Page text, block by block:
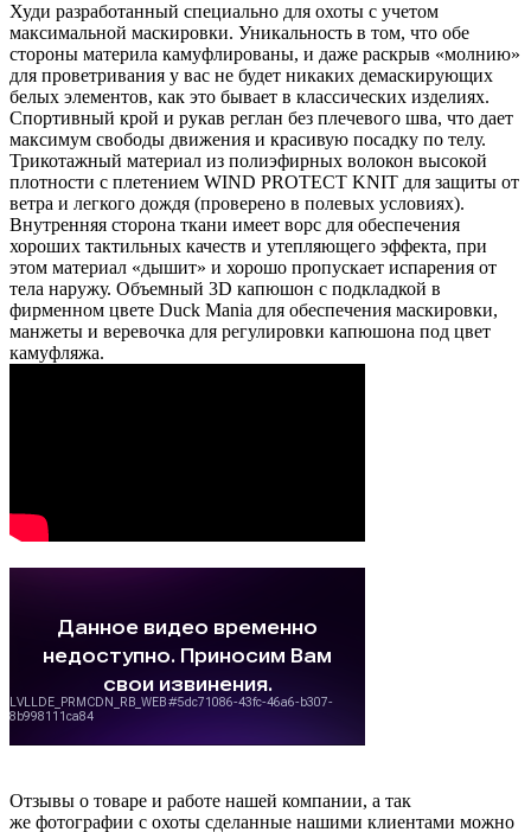
Худи разработанный специально для охоты с учетом
максимальной маскировки. Уникальность в том, что обе
стороны материла камуфлированы, и даже раскрыв «молнию»
для проветривания у вас не будет никаких демаскирующих
белых элементов, как это бывает в классических изделиях.
Спортивный крой и рукав реглан без плечевого шва, что дает
максимум свободы движения и красивую посадку по телу.
Трикотажный материал из полиэфирных волокон высокой
плотности с плетением WIND PROTECT KNIT для защиты от
ветра и легкого дождя (проверено в полевых условиях).
Внутренняя сторона ткани имеет ворс для обеспечения
хороших тактильных качеств и утепляющего эффекта, при
этом материал «дышит» и хорошо пропускает испарения от
тела наружу. Объемный 3D капюшон с подкладкой в
фирменном цвете Duck Mania для обеспечения маскировки,
манжеты и веревочка для регулировки капюшона под цвет
камуфляжа.
Отзывы о товаре и работе нашей компании, а так
же фотографии с охоты сделанные нашими клиентами можно